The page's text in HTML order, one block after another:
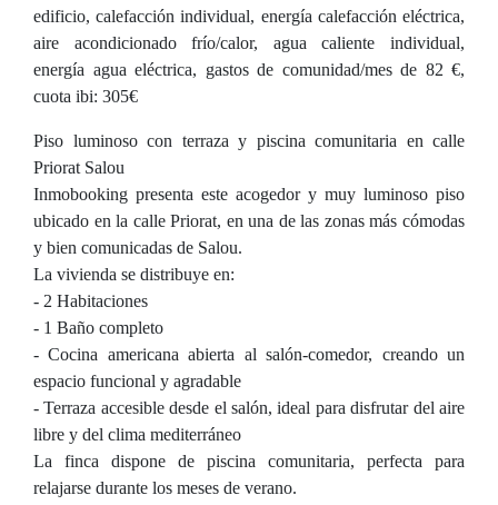
edificio, calefacción individual, energía calefacción eléctrica,
aire acondicionado frío/calor, agua caliente individual,
energía agua eléctrica, gastos de comunidad/mes de 82 €,
cuota ibi: 305€
Piso luminoso con terraza y piscina comunitaria en calle
Priorat Salou
Inmobooking presenta este acogedor y muy luminoso piso
ubicado en la calle Priorat, en una de las zonas más cómodas
y bien comunicadas de Salou.
La vivienda se distribuye en:
- 2 Habitaciones
- 1 Baño completo
- Cocina americana abierta al salón-comedor, creando un
espacio funcional y agradable
- Terraza accesible desde el salón, ideal para disfrutar del aire
libre y del clima mediterráneo
La finca dispone de piscina comunitaria, perfecta para
relajarse durante los meses de verano.